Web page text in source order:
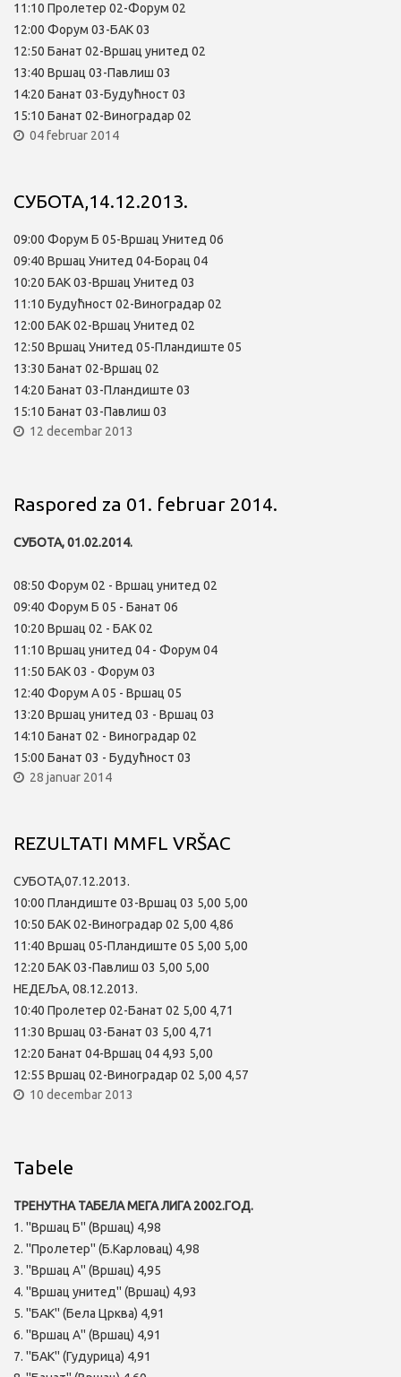
11:10 Пролетер 02-Форум 02
12:00 Форум 03-БАК 03
12:50 Банат 02-Вршац унитед 02
13:40 Вршац 03-Павлиш 03
14:20 Банат 03-Будућност 03
15:10 Банат 02-Виноградар 02
04 februar 2014
СУБОТА,14.12.2013.
09:00 Форум Б 05-Вршац Унитед 06
09:40 Вршац Унитед 04-Борац 04
10:20 БАК 03-Вршац Унитед 03
11:10 Будућност 02-Виноградар 02
12:00 БАК 02-Вршац Унитед 02
12:50 Вршац Унитед 05-Пландиште 05
13:30 Банат 02-Вршац 02
14:20 Банат 03-Пландиште 03
15:10 Банат 03-Павлиш 03
12 decembar 2013
Raspored za 01. februar 2014.
СУБОТА, 01.02.2014.
08:50 Форум 02 - Вршац унитед 02
09:40 Форум Б 05 - Банат 06
10:20 Вршац 02 - БАК 02
11:10 Вршац унитед 04 - Форум 04
11:50 БАК 03 - Форум 03
12:40 Форум А 05 - Вршац 05
13:20 Вршац унитед 03 - Вршац 03
14:10 Банат 02 - Виноградар 02
15:00 Банат 03 - Будућност 03
28 januar 2014
REZULTATI MMFL VRŠAC
СУБОТА,07.12.2013.
10:00 Пландиште 03-Вршац 03 5,00 5,00
10:50 БАК 02-Виноградар 02 5,00 4,86
11:40 Вршац 05-Пландиште 05 5,00 5,00
12:20 БАК 03-Павлиш 03 5,00 5,00
НЕДЕЉА, 08.12.2013.
10:40 Пролетер 02-Банат 02 5,00 4,71
11:30 Вршац 03-Банат 03 5,00 4,71
12:20 Банат 04-Вршац 04 4,93 5,00
12:55 Вршац 02-Виноградар 02 5,00 4,57
10 decembar 2013
Tabele
ТРЕНУТНА ТАБЕЛА МЕГА ЛИГА 2002.ГОД.
1. ''Вршац Б'' (Вршац) 4,98
2. ''Пролетер'' (Б.Карловац) 4,98
3. ''Вршац А'' (Вршац) 4,95
4. ''Вршац унитед'' (Вршац) 4,93
5. ''БАК'' (Бела Црква) 4,91
6. ''Вршац А'' (Вршац) 4,91
7. ''БАК'' (Гудурица) 4,91